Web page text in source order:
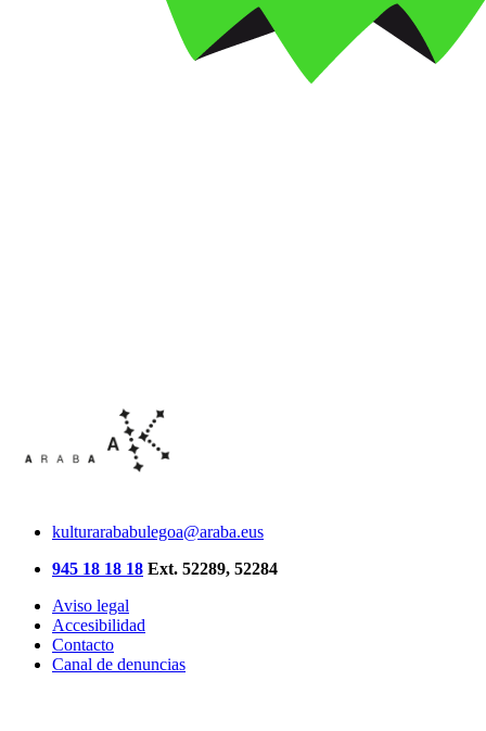
kulturarababulegoa@araba.eus
945 18 18 18 Ext. 52289, 52284
Aviso legal
Accesibilidad
Contacto
Canal de denuncias